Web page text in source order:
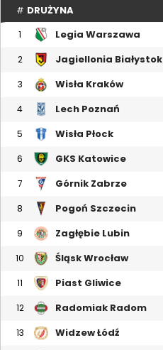
# DRUŻYNA
1 Legia Warszawa
2 Jagiellonia Białystok
3 Wisła Kraków
4 Lech Poznań
5 Wisła Płock
6 GKS Katowice
7 Górnik Zabrze
8 Pogoń Szczecin
9 Zagłębie Lubin
10 Śląsk Wrocław
11 Piast Gliwice
12 Radomiak Radom
13 Widzew Łódź